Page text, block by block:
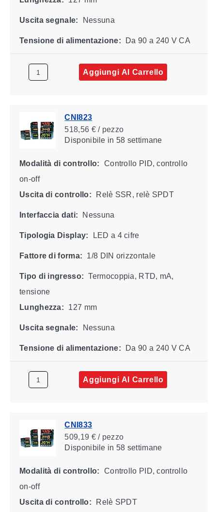
Uscita segnale: Nessuna
Tensione di alimentazione: Da 90 a 240 V CA
Aggiungi Al Carrello
CNI823
518,56 € / pezzo
Disponibile in 58 settimane
Modalità di controllo:
Controllo PID, controllo
on-off
Uscita di controllo:
Relè SSR, relè SPDT
Interfaccia dati: Nessuna
Tipologia Display: LED a 4 cifre
Fattore di forma: 1/8 DIN orizzontale
Tipo di ingresso: Termocoppia, RTD, mA,
tensione
Lunghezza:
127 mm
Uscita segnale: Nessuna
Tensione di alimentazione: Da 90 a 240 V CA
Aggiungi Al Carrello
CNI833
509,19 € / pezzo
Disponibile in 58 settimane
Modalità di controllo:
Controllo PID, controllo
on-off
Uscita di controllo:
Relè SPDT